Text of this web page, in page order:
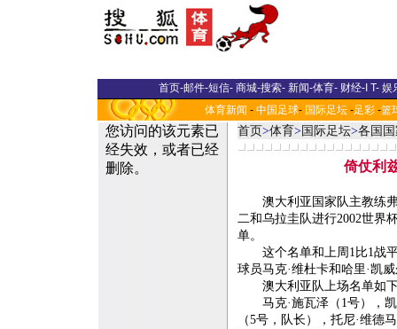
首页-邮件-短信- 商城-搜索- 新闻-体育- 财经-I T- 娱
体育新闻 - 中国足球- 国际足坛 -足彩 -篮
首页>体育> 国际足坛>各国
倚仗利
澳大利亚国家队主教练弗
二和乌拉圭队进行2002世界
单。
这个名单和上周1比1战平
球员马克·维杜卡和哈里·凯
澳大利亚队上场名单如
马克·施瓦泽（1号），凯
（5号，队长），托尼·维德